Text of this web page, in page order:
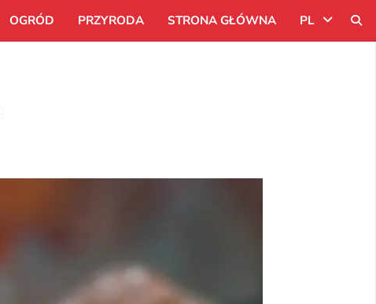
OGRÓD PRZYRODA STRONA GŁÓWNA PL